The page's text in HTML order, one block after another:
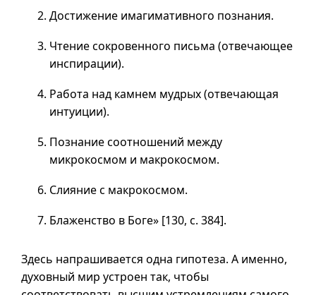
Достижение имагимативного познания.
Чтение сокровенного письма (отвечающее
инспирации).
Работа над камнем мудрых (отвечающая
интуиции).
Познание соотношений между
микрокосмом и макрокосмом.
Слияние с макрокосмом.
Блаженство в Боге» [130, с. 384].
Здесь напрашивается одна гипотеза. А именно,
духовный мир устроен так, чтобы